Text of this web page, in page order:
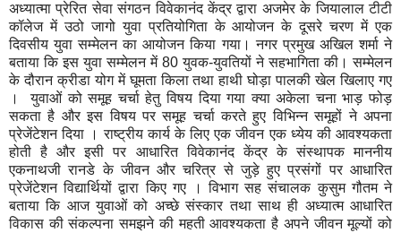
अध्यात्मा प्रेरित सेवा संगठन विवेकानंद केंद्र द्वारा अजमेर के जियालाल टीटी
कॉलेज में उठो जागो युवा प्रतियोगिता के आयोजन के दूसरे चरण में एक
दिवसीय युवा सम्मेलन का आयोजन किया गया। नगर प्रमुख अखिल शर्मा ने
बताया कि इस युवा सम्मेलन में 80 युवक-युवतियों ने सहभागिता की। सम्मेलन
के दौरान क्रीडा योग में घूमता किला तथा हाथी घोड़ा पालकी खेल खिलाए गए
। युवाओं को समूह चर्चा हेतु विषय दिया गया क्या अकेला चना भाड़ फोड़
सकता है और इस विषय पर समूह चर्चा करते हुए विभिन्न समूहों ने अपना
प्रेजेंटेशन दिया । राष्ट्रीय कार्य के लिए एक जीवन एक ध्येय की आवश्यकता
होती है और इसी पर आधारित विवेकानंद केंद्र के संस्थापक माननीय
एकनाथजी रानडे के जीवन और चरित्र से जुड़े हुए प्रसंगों पर आधारित
प्रेजेंटेशन विद्यार्थियों द्वारा किए गए । विभाग सह संचालक कुसुम गौतम ने
बताया कि आज युवाओं को अच्छे संस्कार तथा साथ ही अध्यात्म आधारित
विकास की संकल्पना समझने की महती आवश्यकता है अपने जीवन मूल्यों को